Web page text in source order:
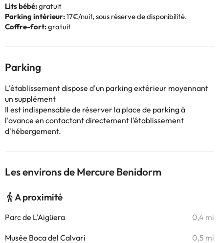
Lits bébé:gratuit
Parking intérieur:17€/nuit, sous réserve de disponibilité.
Coffre-fort:gratuit
Parking
L'établissement dispose d'un parking extérieur moyennant
un supplément
Il est indispensable de réserver la place de parking à
l'avance en contactant directement l'établissement
d'hébergement.
Les environs de Mercure Benidorm
A proximité
Parc de L'Aigüera 0,4 mi
Musée Boca del Calvari 0,5 mi